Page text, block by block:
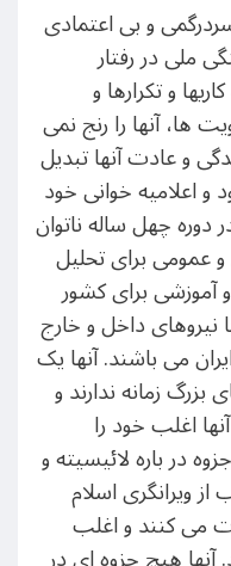
و بی اعتمادی
ملی در رفتار
و تکرارها و
ها، آنها را رنج نمی
و عادت آنها تبدیل
و اعلامیه خوانی خود
دوره چهل ساله ناتوان
برای تحلیل
آموزشی برای کشور
نیروهای داخل و خارج
می باشند. آنها یک
زمانه ندارند و
اغلب خود را
در باره لائیسیته و
از ویرانگری اسلام
می کنند و اغلب